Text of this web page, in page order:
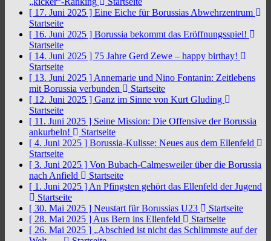
[ 17. Juni 2025 ] Eine Eiche für Borussias Abwehrzentrum
Startseite
[ 16. Juni 2025 ] Borussia bekommt das Eröffnungsspiel!
Startseite
[ 14. Juni 2025 ] 75 Jahre Gerd Zewe – happy birthay!
Startseite
[ 13. Juni 2025 ] Annemarie und Nino Fontanin: Zeitlebens
mit Borussia verbunden
Startseite
[ 12. Juni 2025 ] Ganz im Sinne von Kurt Gluding
Startseite
[ 11. Juni 2025 ] Seine Mission: Die Offensive der Borussia
ankurbeln!
Startseite
[ 4. Juni 2025 ] Borussia-Kulisse: Neues aus dem Ellenfeld
Startseite
[ 3. Juni 2025 ] Von Bubach-Calmesweiler über die Borussia
nach Anfield
Startseite
[ 1. Juni 2025 ] An Pfingsten gehört das Ellenfeld der Jugend
Startseite
[ 30. Mai 2025 ] Neustart für Borussias U23
Startseite
[ 28. Mai 2025 ] Aus Bern ins Ellenfeld
Startseite
[ 26. Mai 2025 ] „Abschied ist nicht das Schlimmste auf der